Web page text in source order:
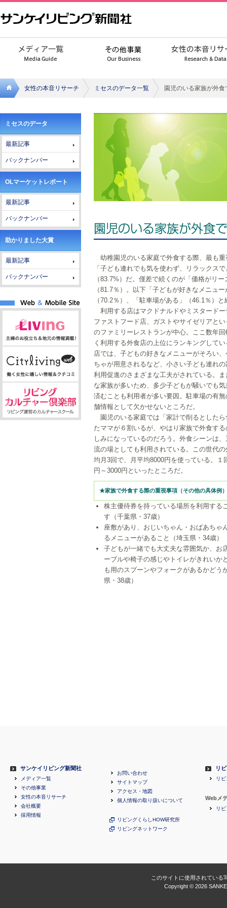
イリビ
ング新
女性の本音リサーチ ミセスのデータ一覧 園児のいる家族が外
ミセスのデータ
最新記事
バックナンバー
OLマーケットレポート
最新記事
バックナンバー
助かりました大賞
最新記事
バックナンバー
幼稚園児のいる家庭で外食する際、最も重
「子ども連れでも気を使わず、リラックス
（83.7%）だ。僅差で続くのが「価格がリ
（81.7％）。以下「子どもが好きなメニュ
（70.2％）、「駐車場がある」（46.1％）と
利用する店はマクドナルドやミスタードー
ファストフード店、ガストやサイゼリアと
のファミリーレストランが中心。ここ数年
く利用する外食店の上位にランキングして
店では、子どもの好きなメニューがそろい
ちゃが用意されるなど、小さい子ども連れ
利用促進のさまざまな工夫がされている。
な家族が多いため、多少子どもが騒いでも
済むことも利用者が多い要因。駐車場の有
舗情報として欠かせないところだ。
園児のいる家庭では「家計で削るとしたら
たママが６割いるが、やはり家族で外食す
しみになっているのだろう。外食シーンは
流の場としても利用されている。この世代
均月3回で、月平均8000円を使っている。１
円～3000円といったところだ。
★家族で外食する際の重視事項（その他の具体例）
株主優待券を持っている場所を利用する
す（千葉県・37歳）
座敷があり、おじいちゃん・おばあちゃ
るメニューがあること（埼玉県・34歳）
子どもが一緒でも大丈夫な雰囲気か、お
ーブルや椅子の感じやトイレがきれいか
も用のスプーンやフォークがあるかどう
県・38歳）
サンケイリビング新聞社
メディア一覧
その他事業
女性の本音リサーチ
会社概要
採用情報
お問い合わせ
サイトマップ
アクセス・地図
個人情報の取り扱いについて
リビングくらしHOW研究所
リビングネットワーク
リ
リ
Webメ
リ
このサイトに使用されている
Copyright © 2026